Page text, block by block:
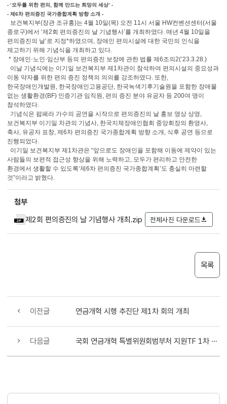
- ‘모두를 위한 편의, 함께 만드는 희망의 세상’ -
- 제6차 편의증진 국가종합계획 방향 소개 -
보건복지부(장관 조규홍)는 4월 10일(목) 오전 11시 서울 HW컨벤션센터(서울
종로구)에서 ‘제2회 편의증진의 날 기념행사’를 개최하였다. 매년 4월 10일을
편의증진의 날’로 지정*하였으며, 장애인 편의시설에 대한 국민의 인식을
제고하기 위해 기념식을 개최하고 있다.
* 장애인·노인·임산부 등의 편의증진 보장에 관한 법률 제6조의2(’23.3.28.)
이날 기념식에는 이기일 보건복지부 제1차관이 참석하여 편의시설의 중요성과
이동 약자를 위한 편의 증진 정책의 의의를 강조하였다. 또한,
한국장애인개발원, 한국장애인고용공단, 한국녹색기후기술원을 포함한 장애물
없는 생활환경(BF) 인증기관 임직원, 편의 증진 분야 유공자 등 200여 명이
참석하였다.
기념식은 팝페라 가수의 공연을 시작으로 편의증진의 날 홍보 영상 상영,
보건복지부 이기일 차관의 기념사, 한국지체장애인협회 중앙회장의 환영사,
축사, 유공자 표창, 제6차 편의증진 국가종합계획 방향 소개, 식후 공연 등으로
진행되었다.
이기일 보건복지부 제1차관은 “앞으로도 장애인을 포함해 이동에 제약이 있는
사람들의 보편적 접근성 향상을 위해 노력하고, 모두가 편리하고 안전한
환경에서 생활할 수 있도록‘제6차 편의증진 국가종합계획’도 충실히 마련할
것”이라고 밝혔다.
첨부
제2회 편의증진의 날 기념행사 개최.zip
전체사진 다운로드
목록
이전글 연금개혁 시행 추진단 제1차 회의 개최
다음글 국회 연금개혁 특별위원회범부처 지원TF 1차 회의 개최